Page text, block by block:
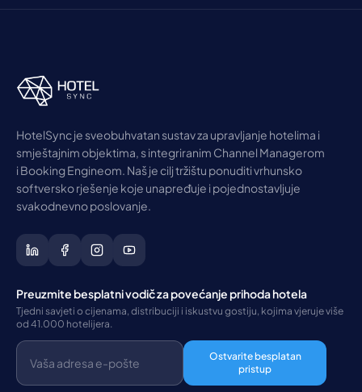
HotelSync je sveobuhvatan sustav za upravljanje hotelima i
smještajnim objektima, s integriranim Channel Managerom
i Booking Engineom. Naš je cilj tržištu ponuditi vrhunsko
softversko rješenje koje unapređuje i pojednostavljuje
svakodnevno poslovanje.
Preuzmite besplatni vodič za povećanje prihoda hotela
Tjedni savjeti o cijenama, distribuciji i iskustvu gostiju, kojima vjeruje više
od 41.000 hotelijera.
Ostvarite besplatan
pristup